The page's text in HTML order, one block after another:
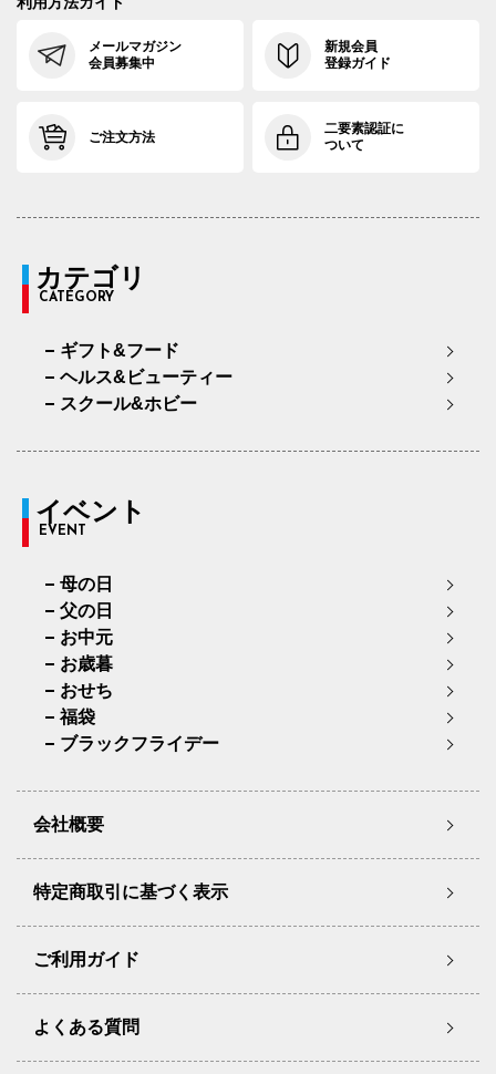
メールマガジン
会員募集中
新規会員
登録ガイド
ご注文方法
二要素認証に
ついて
カテゴリ
CATEGORY
ギフト&フード
ヘルス&ビューティー
スクール&ホビー
イベント
EVENT
母の日
父の日
お中元
お歳暮
おせち
福袋
ブラックフライデー
会社概要
特定商取引に基づく表示
ご利用ガイド
よくある質問